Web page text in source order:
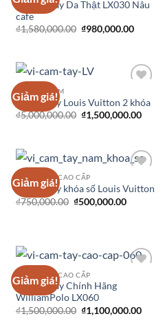
Wishlist
Ví Cầm Tay Da Thật LX030 Nâu
cafe
₫1,580,000.00 ₫980,000.00
Giảm giá!
Wishlist
CLUTCH NAM
Ví cầm tay Louis Vuitton 2 khóa
₫5,000,000.00 ₫1,500,000.00
Giảm giá!
Wishlist
VÍ CẦM TAY CAO CẤP
Ví cầm tay khóa số Louis Vuitton
₫750,000.00 ₫500,000.00
Giảm giá!
VÍ CẦM TAY CAO CẤP
Ví Cầm Tay Chính Hãng
WilliamPolo LX060
₫1,500,000.00 ₫1,100,000.00